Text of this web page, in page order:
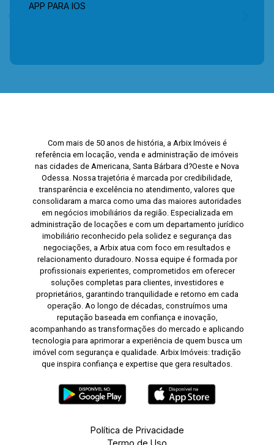
APP PARA IOS
Com mais de 50 anos de história, a Arbix Imóveis é
referência em locação, venda e administração de imóveis
nas cidades de Americana, Santa Bárbara d?Oeste e Nova
Odessa. Nossa trajetória é marcada por credibilidade,
transparência e excelência no atendimento, valores que
consolidaram a marca como uma das maiores autoridades
em negócios imobiliários da região. Especializada em
administração de locações e com um departamento jurídico
imobiliário reconhecido pela solidez e segurança das
negociações, a Arbix atua com foco em resultados e
relacionamento duradouro. Nossa equipe é formada por
profissionais experientes, comprometidos em oferecer
soluções completas para clientes, investidores e
proprietários, garantindo tranquilidade e retorno em cada
operação. Ao longo de décadas, construímos uma
reputação baseada em confiança e inovação,
acompanhando as transformações do mercado e aplicando
tecnologia para aprimorar a experiência de quem busca um
imóvel com segurança e qualidade. Arbix Imóveis: tradição
que inspira confiança e expertise que gera resultados.
Política de Privacidade